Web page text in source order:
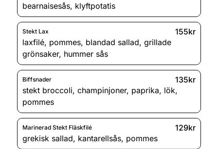
bearnaisesås, klyftpotatis
Stekt Lax
155kr
laxfilé, pommes, blandad sallad, grillade
grönsaker, hummer sås
Biffsnader
135kr
stekt broccoli, champinjoner, paprika, lök,
pommes
Marinerad Stekt Fläskfilé
129kr
grekisk sallad, kantarellsås, pommes